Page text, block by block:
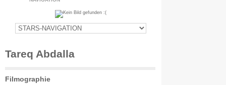
Tareq Abdalla
Filmographie